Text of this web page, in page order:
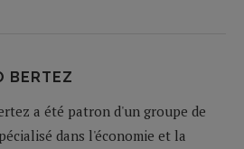
BERTEZ
a été patron d'un groupe de
dans l'économie et la